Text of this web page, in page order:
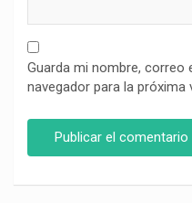
Guarda mi nombre, correo
navegador para la próxima